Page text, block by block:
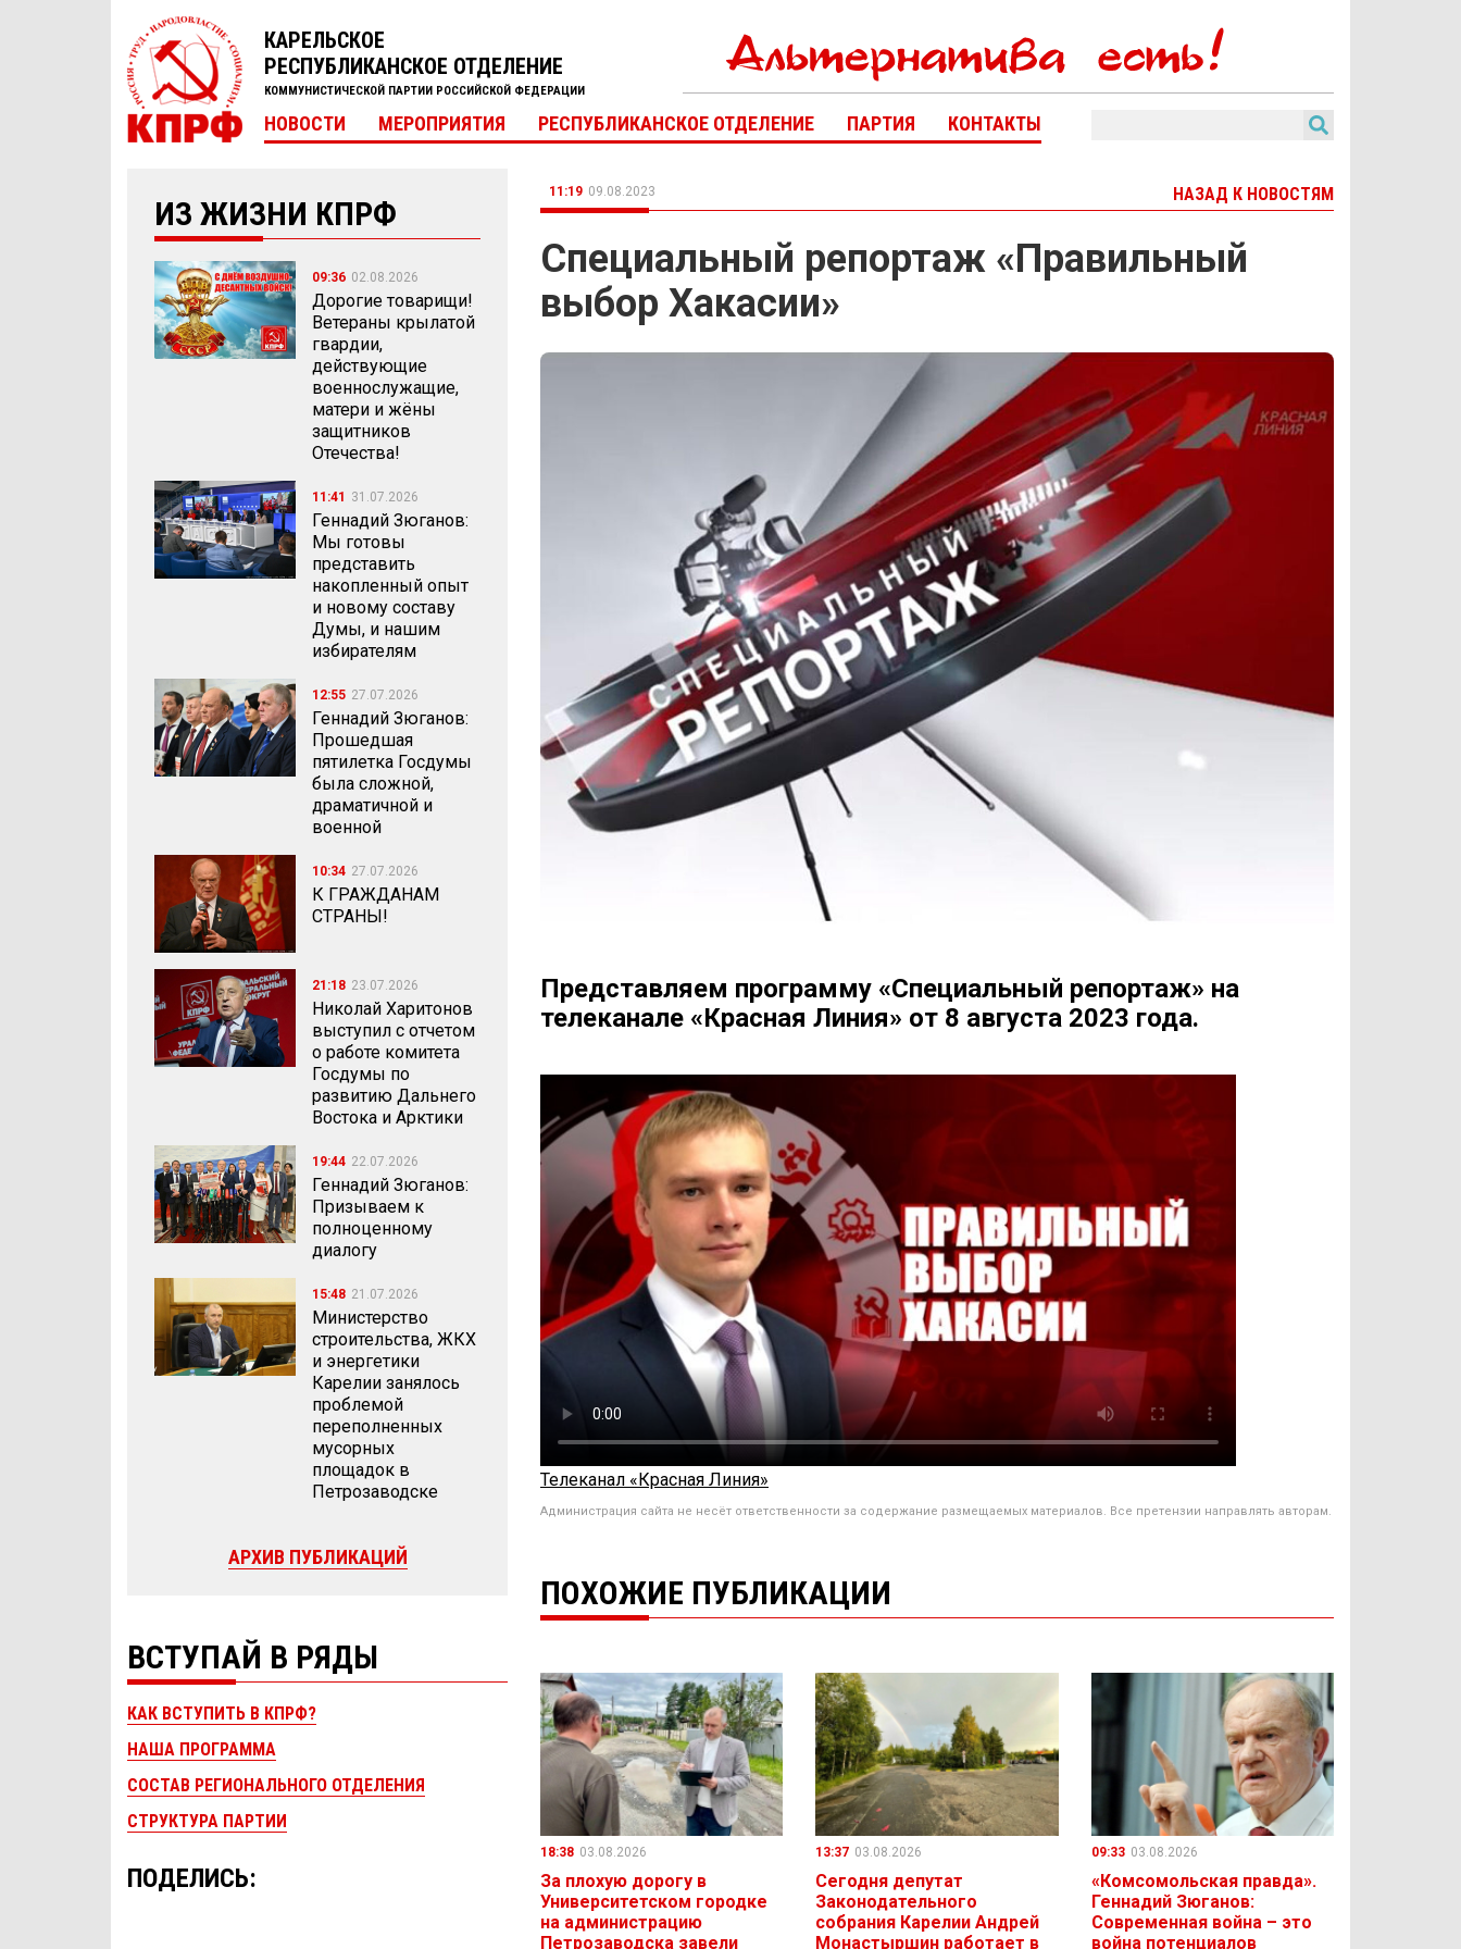
КАРЕЛЬСКОЕ
РЕСПУБЛИКАНСКОЕ ОТДЕЛЕНИЕ
КОММУНИСТИЧЕСКОЙ ПАРТИИ РОССИЙСКОЙ ФЕДЕРАЦИИ
НОВОСТИ МЕРОПРИЯТИЯ РЕСПУБЛИКАНСКОЕ ОТДЕЛЕНИЕ ПАРТИЯ КОНТАКТЫ
ИЗ ЖИЗНИ КПРФ
09:36 02.08.2026
Дорогие товарищи!
Ветераны крылатой
гвардии,
действующие
военнослужащие,
матери и жёны
защитников
Отечества!
11:41 31.07.2026
Геннадий Зюганов:
Мы готовы
представить
накопленный опыт
и новому составу
Думы, и нашим
избирателям
12:55 27.07.2026
Геннадий Зюганов:
Прошедшая
пятилетка Госдумы
была сложной,
драматичной и
военной
10:34 27.07.2026
К ГРАЖДАНАМ
СТРАНЫ!
21:18 23.07.2026
Николай Харитонов
выступил с отчетом
о работе комитета
Госдумы по
развитию Дальнего
Востока и Арктики
19:44 22.07.2026
Геннадий Зюганов:
Призываем к
полноценному
диалогу
15:48 21.07.2026
Министерство
строительства, ЖКХ
и энергетики
Карелии занялось
проблемой
переполненных
мусорных
площадок в
Петрозаводске
АРХИВ ПУБЛИКАЦИЙ
ВСТУПАЙ В РЯДЫ
КАК ВСТУПИТЬ В КПРФ?
НАША ПРОГРАММА
СОСТАВ РЕГИОНАЛЬНОГО ОТДЕЛЕНИЯ
СТРУКТУРА ПАРТИИ
ПОДЕЛИСЬ:
11:19 09.08.2023 НАЗАД К НОВОСТЯМ
Специальный репортаж «Правильный
выбор Хакасии»
Представляем программу «Специальный репортаж» на
телеканале «Красная Линия» от 8 августа 2023 года.
Телеканал «Красная Линия»
Администрация сайта не несёт ответственности за содержание размещаемых материалов. Все претензии направлять авторам.
ПОХОЖИЕ ПУБЛИКАЦИИ
18:38 03.08.2026
За плохую дорогу в
Университетском городке
на администрацию
Петрозаводска завели
13:37 03.08.2026
Сегодня депутат
Законодательного
собрания Карелии Андрей
Монастыршин работает в
09:33 03.08.2026
«Комсомольская правда».
Геннадий Зюганов:
Современная война – это
война потенциалов